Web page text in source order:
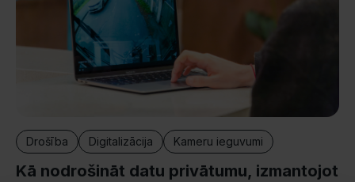
Drošība Digitalizācija Kameru ieguvumi
Kā nodrošināt datu privātumu, izmantojot